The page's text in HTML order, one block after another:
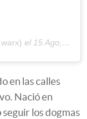
el 15 Ago, 2020 a las 5:56 PDT
en las calles
Nació en
los dogmas